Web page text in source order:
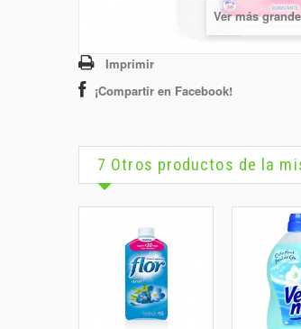
Ver más grande
Imprimir
¡Compartir en Facebook!
7 Otros productos de la